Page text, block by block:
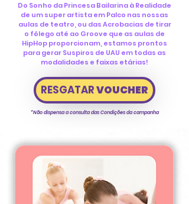
Do Sonho da Princesa Bailarina à Realidade
de um super artista em Palco nas nossas
aulas de teatro, ou das Acrobacias de tirar
o fôlego até ao Groove que as aulas de
HipHop proporcionam, estamos prontos
para gerar Suspiros de UAU em todas as
modalidades e faixas etárias!
RESGATARVOUCHER
*Não dispensa a consulta das Condições da campanha